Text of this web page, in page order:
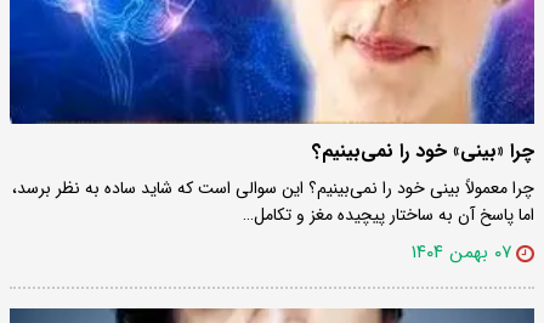
چرا «بینی» خود را نمی‌بینیم؟
چرا معمولاً بینی خود را نمی‌بینیم؟ این سوالی است که شاید ساده به نظر برسد،
اما پاسخ آن به ساختار پیچیده مغز و تکامل…
۰۷ بهمن ۱۴۰۴